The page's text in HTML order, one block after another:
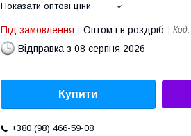
Показати оптові ціни
Під замовлення Оптом і в роздріб Код:
Відправка з 08 серпня 2026
Купити
+380 (98) 466-59-08